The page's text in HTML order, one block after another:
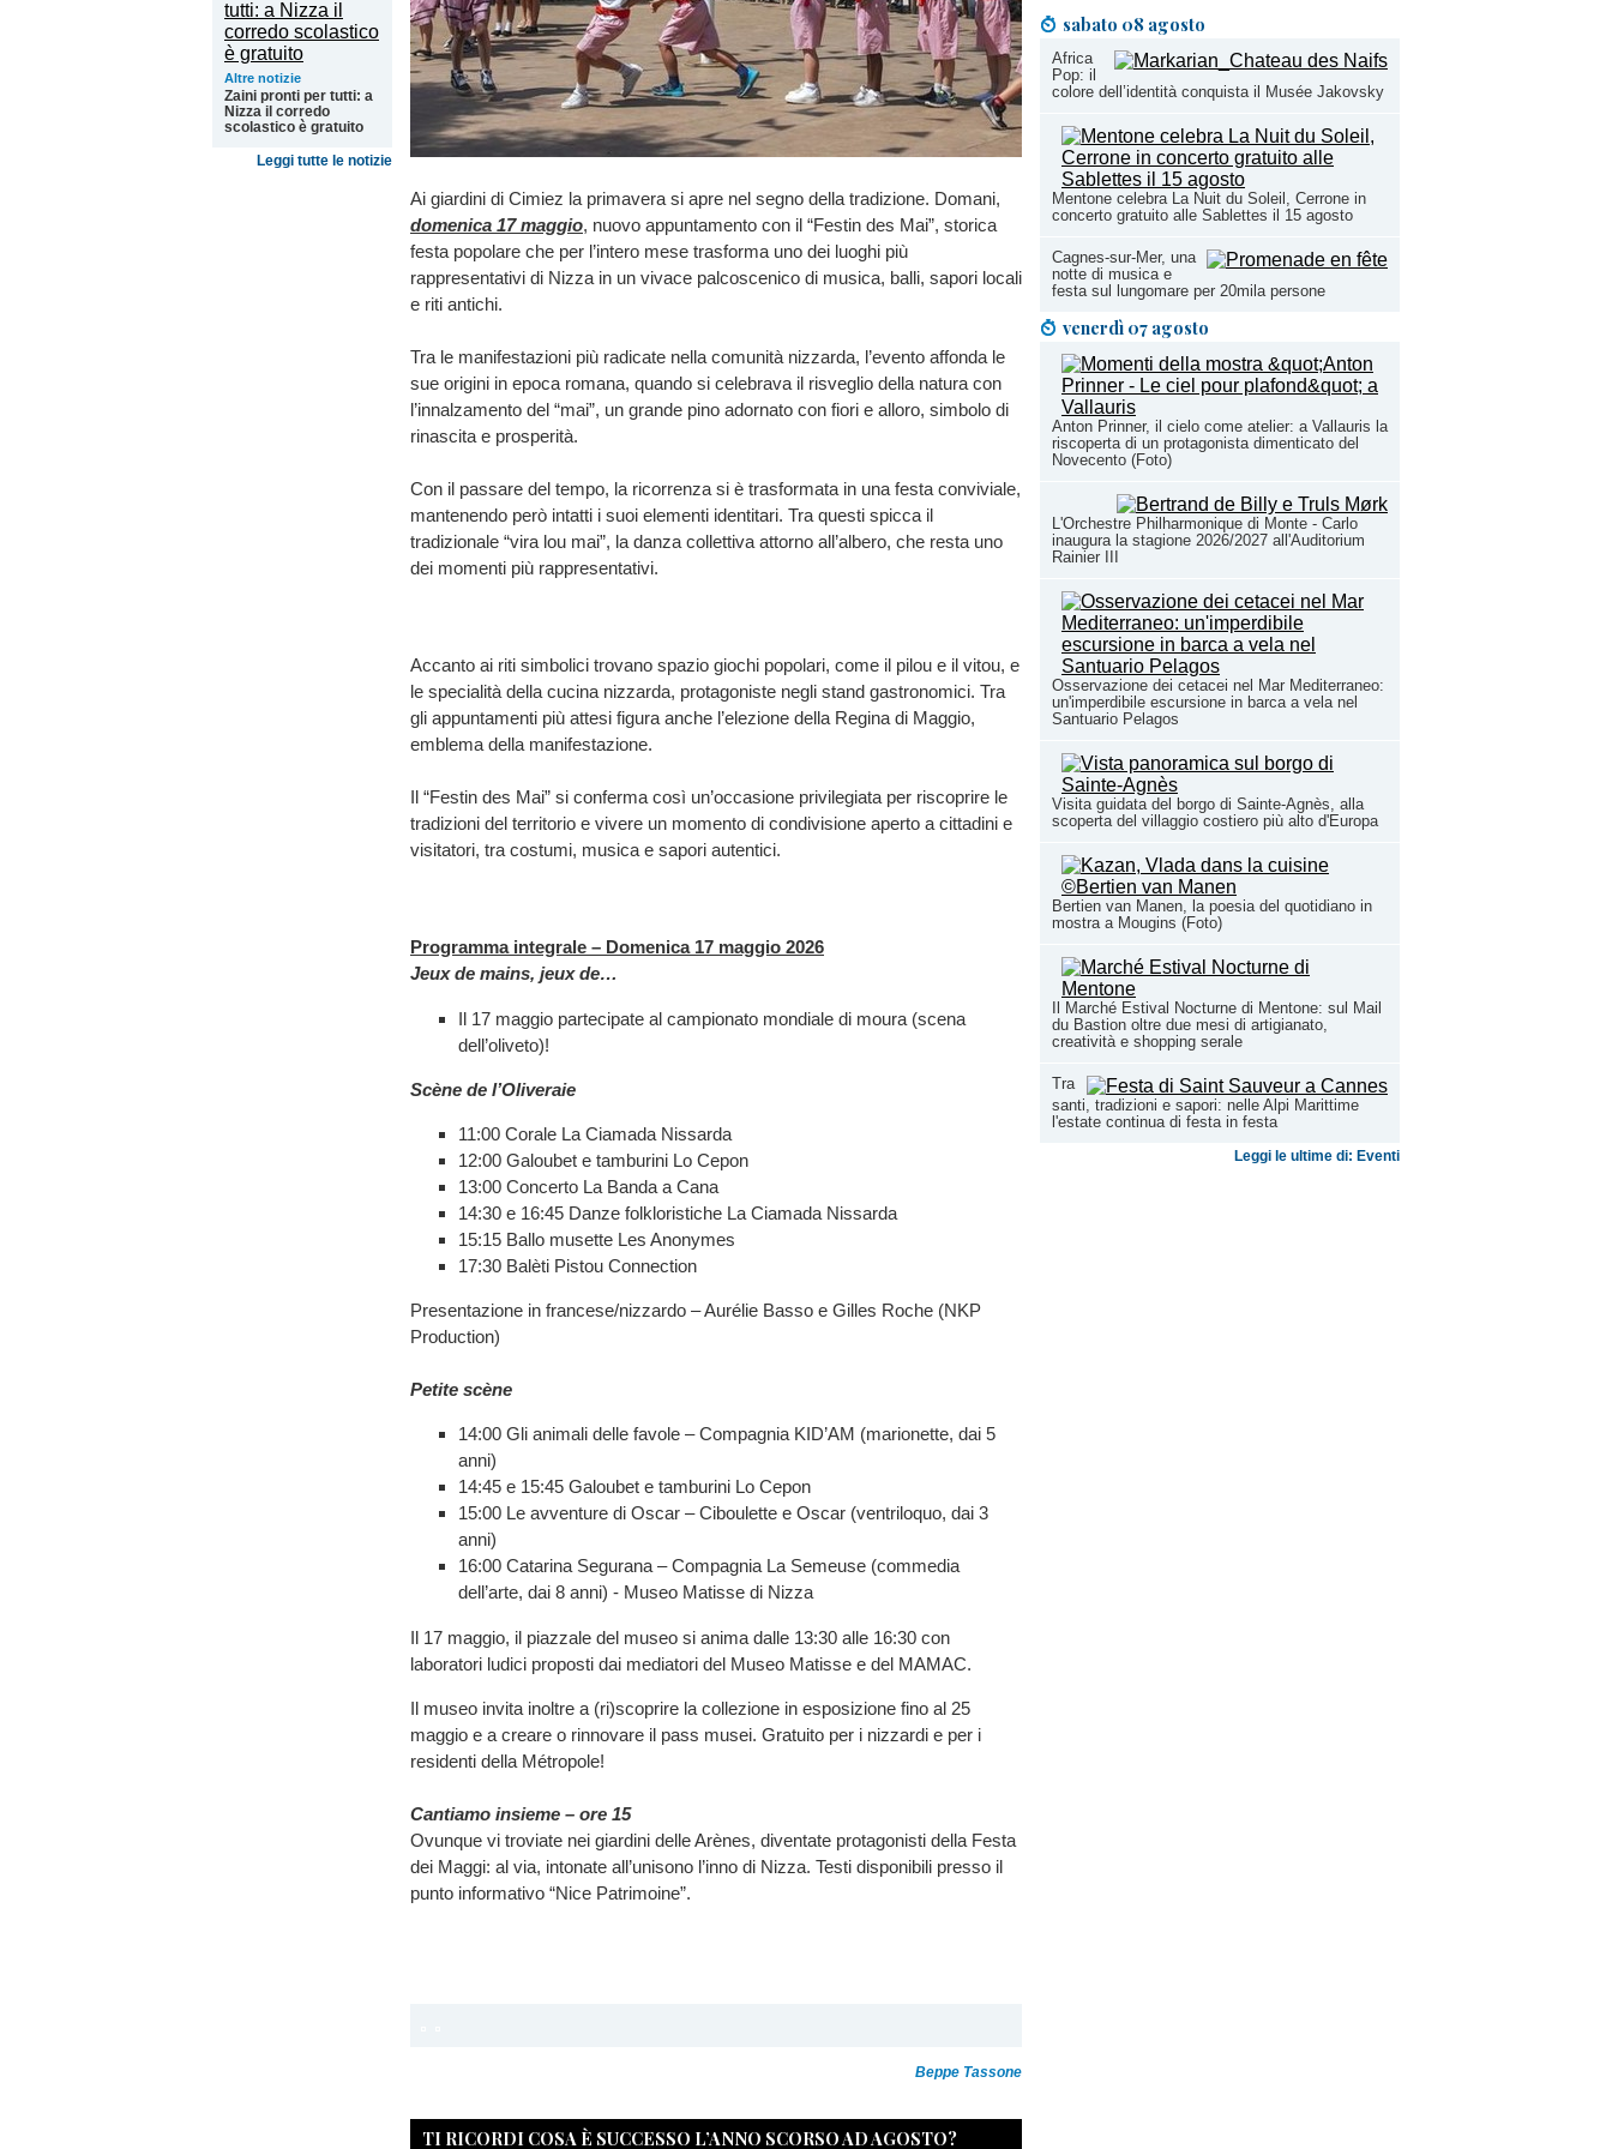
sabato 08 agosto
Africa
Pop: il
colore dell’identità conquista il Musée Jakovsky
Mentone celebra La Nuit du Soleil, Cerrone in
concerto gratuito alle Sablettes il 15 agosto
Cagnes-sur-Mer, una
notte di musica e
festa sul lungomare per 20mila persone
venerdì 07 agosto
Anton Prinner, il cielo come atelier: a Vallauris la
riscoperta di un protagonista dimenticato del
Novecento (Foto)
L'Orchestre Philharmonique di Monte - Carlo
inaugura la stagione 2026/2027 all'Auditorium
Rainier III
Osservazione dei cetacei nel Mar Mediterraneo:
un'imperdibile escursione in barca a vela nel
Santuario Pelagos
Visita guidata del borgo di Sainte-Agnès, alla
scoperta del villaggio costiero più alto d'Europa
Bertien van Manen, la poesia del quotidiano in
mostra a Mougins (Foto)
Il Marché Estival Nocturne di Mentone: sul Mail
du Bastion oltre due mesi di artigianato,
creatività e shopping serale
Tra
santi, tradizioni e sapori: nelle Alpi Marittime
l'estate continua di festa in festa
Leggi le ultime di: Eventi
Altre notizie
Zaini pronti per tutti: a
Nizza il corredo
scolastico è gratuito
Leggi tutte le notizie
Ai giardini di Cimiez la primavera si apre nel segno della tradizione. Domani,
domenica 17 maggio, nuovo appuntamento con il “Festin des Mai”, storica
festa popolare che per l’intero mese trasforma uno dei luoghi più
rappresentativi di Nizza in un vivace palcoscenico di musica, balli, sapori locali
e riti antichi.
Tra le manifestazioni più radicate nella comunità nizzarda, l’evento affonda le
sue origini in epoca romana, quando si celebrava il risveglio della natura con
l’innalzamento del “mai”, un grande pino adornato con fiori e alloro, simbolo di
rinascita e prosperità.
Con il passare del tempo, la ricorrenza si è trasformata in una festa conviviale,
mantenendo però intatti i suoi elementi identitari. Tra questi spicca il
tradizionale “vira lou mai”, la danza collettiva attorno all’albero, che resta uno
dei momenti più rappresentativi.
Accanto ai riti simbolici trovano spazio giochi popolari, come il pilou e il vitou, e
le specialità della cucina nizzarda, protagoniste negli stand gastronomici. Tra
gli appuntamenti più attesi figura anche l’elezione della Regina di Maggio,
emblema della manifestazione.
Il “Festin des Mai” si conferma così un’occasione privilegiata per riscoprire le
tradizioni del territorio e vivere un momento di condivisione aperto a cittadini e
visitatori, tra costumi, musica e sapori autentici.
Programma integrale – Domenica 17 maggio 2026
Jeux de mains, jeux de…
Il 17 maggio partecipate al campionato mondiale di moura (scena
dell’oliveto)!
Scène de l’Oliveraie
11:00 Corale La Ciamada Nissarda
12:00 Galoubet e tamburini Lo Cepon
13:00 Concerto La Banda a Cana
14:30 e 16:45 Danze folkloristiche La Ciamada Nissarda
15:15 Ballo musette Les Anonymes
17:30 Balèti Pistou Connection
Presentazione in francese/nizzardo – Aurélie Basso e Gilles Roche (NKP
Production)
Petite scène
14:00 Gli animali delle favole – Compagnia KID’AM (marionette, dai 5
anni)
14:45 e 15:45 Galoubet e tamburini Lo Cepon
15:00 Le avventure di Oscar – Ciboulette e Oscar (ventriloquo, dai 3
anni)
16:00 Catarina Segurana – Compagnia La Semeuse (commedia
dell’arte, dai 8 anni) - Museo Matisse di Nizza
Il 17 maggio, il piazzale del museo si anima dalle 13:30 alle 16:30 con
laboratori ludici proposti dai mediatori del Museo Matisse e del MAMAC.
Il museo invita inoltre a (ri)scoprire la collezione in esposizione fino al 25
maggio e a creare o rinnovare il pass musei. Gratuito per i nizzardi e per i
residenti della Métropole!
Cantiamo insieme – ore 15
Ovunque vi troviate nei giardini delle Arènes, diventate protagonisti della Festa
dei Maggi: al via, intonate all’unisono l’inno di Nizza. Testi disponibili presso il
punto informativo “Nice Patrimoine”.
Beppe Tassone
TI RICORDI COSA È SUCCESSO L’ANNO SCORSO AD AGOSTO?